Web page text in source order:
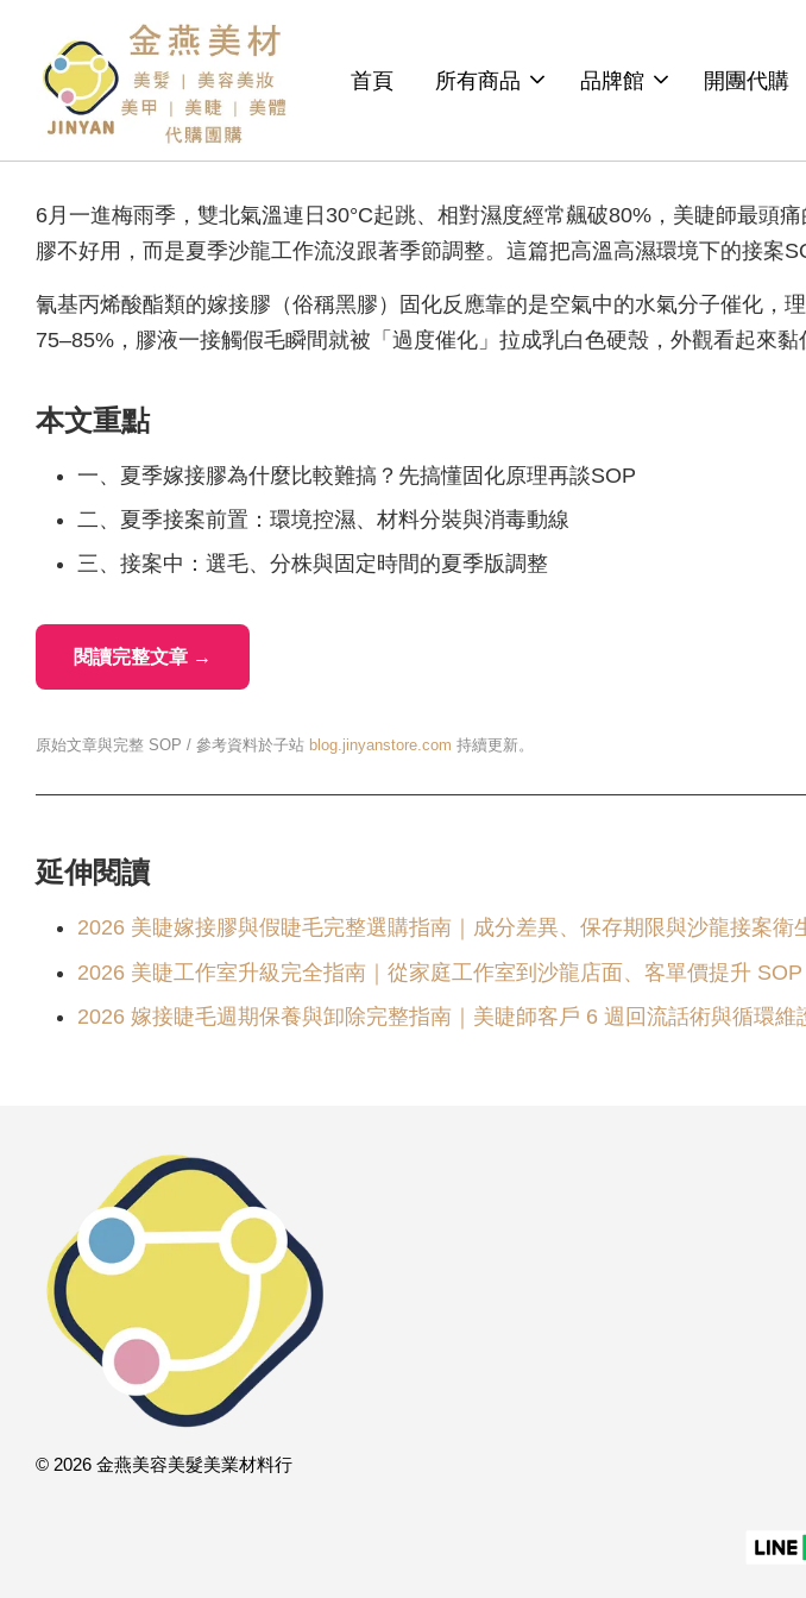
首頁 所有商品 品牌館 開團代購
6月一進梅雨季，雙北氣溫連日30°C起跳、相對濕度經常飆破80%，美睫師最頭
膠不好用，而是夏季沙龍工作流沒跟著季節調整。這篇把高溫高濕環境下的接案
氰基丙烯酸酯類的嫁接膠（俗稱黑膠）固化反應靠的是空氣中的水氣分子催化，
75–85%，膠液一接觸假毛瞬間就被「過度催化」拉成乳白色硬殼，外觀看起來
本文重點
一、夏季嫁接膠為什麼比較難搞？先搞懂固化原理再談SOP
二、夏季接案前置：環境控濕、材料分裝與消毒動線
三、接案中：選毛、分株與固定時間的夏季版調整
閱讀完整文章 →
原始文章與完整 SOP / 參考資料於子站 blog.jinyanstore.com 持續更新。
延伸閱讀
2026 美睫嫁接膠與假睫毛完整選購指南｜成分差異、保存期限與沙龍接案衛
2026 美睫工作室升級完全指南｜從家庭工作室到沙龍店面、客單價提升
2026 嫁接睫毛週期保養與卸除完整指南｜美睫師客戶 6 週回流話術與循環維
© 2026 金燕美容美髮美業材料行